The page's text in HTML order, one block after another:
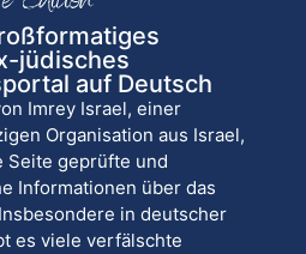
jüdisches
auf Deutsch
Imrey Israel, einer
Organisation aus Israel,
Seite geprüfte und
Informationen über das
in deutscher
es viele verfälschte